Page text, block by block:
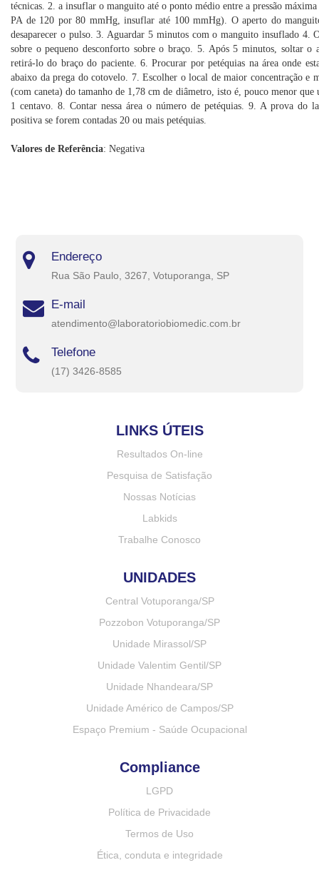
técnicas. 2. a insuflar o manguito até o ponto médio entre a pressão
PA de 120 por 80 mmHg, insuflar até 100 mmHg). O aperto do
desaparecer o pulso. 3. Aguardar 5 minutos com o manguito insuflado 4.
sobre o pequeno desconforto sobre o braço. 5. Após 5 minutos, soltar o
retirá-lo do braço do paciente. 6. Procurar por petéquias na área onde
abaixo da prega do cotovelo. 7. Escolher o local de maior concentração e
(com caneta) do tamanho de 1,78 cm de diâmetro, isto é, pouco menor que
1 centavo. 8. Contar nessa área o número de petéquias. 9. A prova do
positiva se forem contadas 20 ou mais petéquias.
Valores de Referência: Negativa
Endereço
Rua São Paulo, 3267, Votuporanga, SP
E-mail
atendimento@laboratoriobiomedic.com.br
Telefone
(17) 3426-8585
LINKS ÚTEIS
Resultados On-line
Pesquisa de Satisfação
Nossas Notícias
Labkids
Trabalhe Conosco
UNIDADES
Central Votuporanga/SP
Pozzobon Votuporanga/SP
Unidade Mirassol/SP
Unidade Valentim Gentil/SP
Unidade Nhandeara/SP
Unidade Américo de Campos/SP
Espaço Premium - Saúde Ocupacional
Compliance
LGPD
Política de Privacidade
Termos de Uso
Ética, conduta e integridade